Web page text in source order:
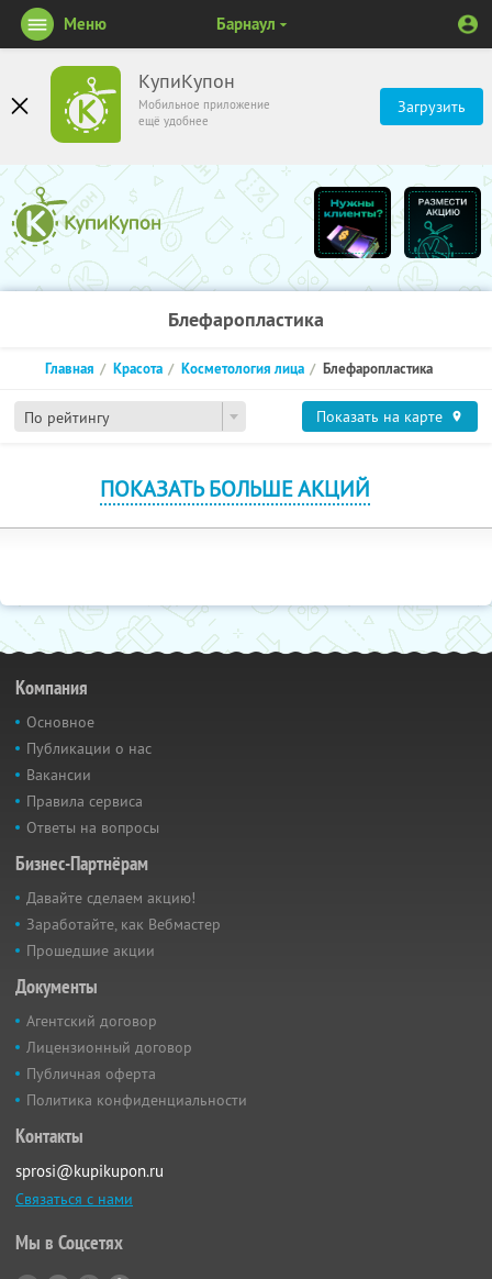
КупиКупон
Мобильное приложение
ещё удобнее
Загрузить
Меню Барнаул
Блефаропластика
По рейтингу
Главная Красота Косметология лица Блефаропластика
Показать на карте
ПОКАЗАТЬ БОЛЬШЕ АКЦИЙ
Компания
Основное
Публикации о нас
Вакансии
Правила сервиса
Ответы на вопросы
Бизнес-Партнёрам
Давайте сделаем акцию!
Заработайте, как Вебмастер
Прошедшие акции
Документы
Агентский договор
Лицензионный договор
Публичная оферта
Политика конфиденциальности
Контакты
sprosi@kupikupon.ru
Связаться с нами
Мы в Соцсетях